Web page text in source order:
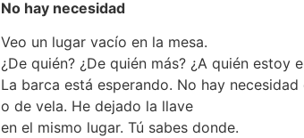
No hay necesidad
Veo un lugar vacío en la mesa.
¿De quién? ¿De quién más? ¿A quién estoy
La barca está esperando. No hay necesidad
o de vela. He dejado la llave
en el mismo lugar. Tú sabes donde.